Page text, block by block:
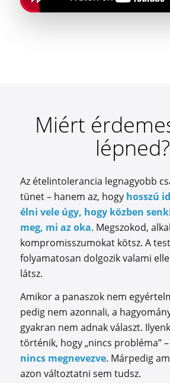
Miért
lépned?
Az ételintolerancia legnagyobb
tünet – hanem az, hogy hosszú
élni vele úgy, hogy közben
meg, mi az oka. Megszokod,
kompromisszumokat kötsz. A
folyamatosan dolgozik valami
látsz.
Amikor a panaszok nem
pedig nem azonnali, a
gyakran nem adnak választ.
történik, hogy „nincs probléma”
nincs megnevezve. Márpedig
azon változtatni sem tudsz.